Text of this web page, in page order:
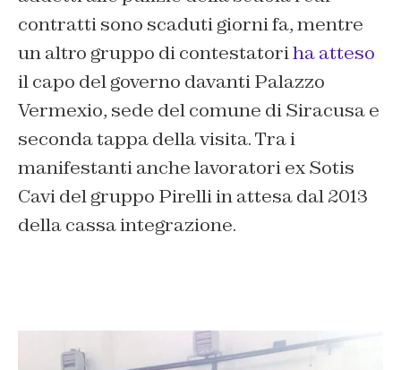
contratti sono scaduti giorni fa, mentre
un altro gruppo di contestatoriha atteso
il capo del governo davanti Palazzo
Vermexio, sede del comune di Siracusa e
seconda tappa della visita. Tra i
manifestanti anche lavoratori ex Sotis
Cavi del gruppo Pirelli in attesa dal 2013
della cassa integrazione.